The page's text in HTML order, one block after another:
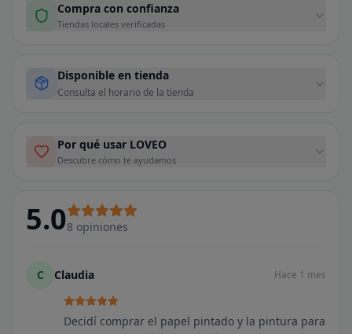
Compra con confianza
Tiendas locales verificadas
Disponible en tienda
Consulta el horario de la tienda
Por qué usar LOVEO
Descubre cómo te ayudamos
5.08 opiniones
C Claudia Hace 1 mes
Decidí comprar el papel pintado y la pintura para